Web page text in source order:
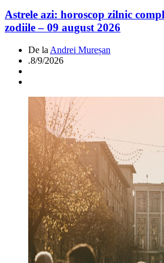
Astrele azi: horoscop zilnic
zodiile – 09 august 2026
De la Andrei Mureșan
.8/9/2026